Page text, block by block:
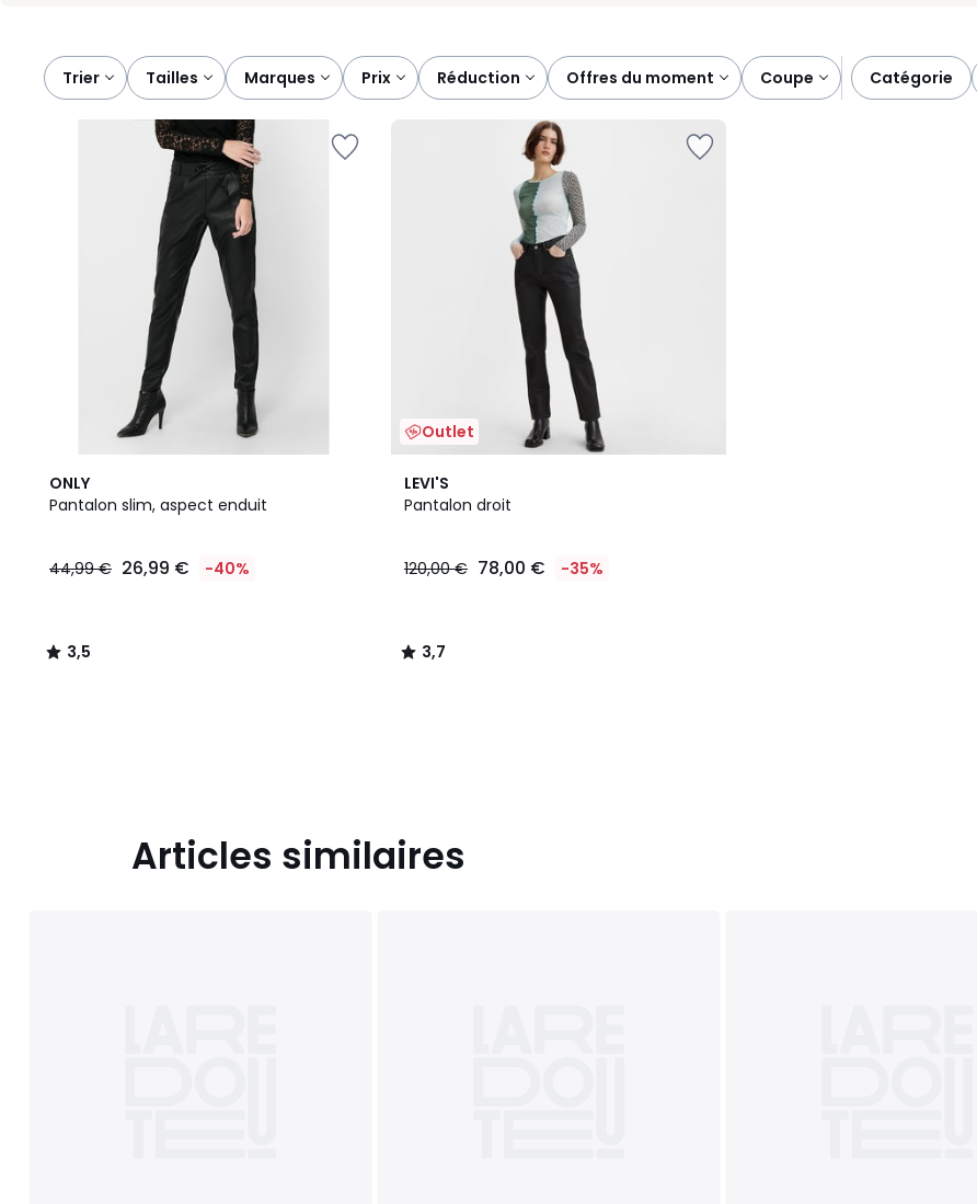
Trier tailles marques prix réduction offres du moment coupe catégorie
ONLY
Pantalon slim, aspect enduit
€
44,99
44,99 € 26,99 € -40%
3,5
/ 5
3,5
/
Outlet
LEVI'S
Pantalon droit
120,00 € 78,00 € -35%
3,7
/ 5
3,7
/
Articles similaires